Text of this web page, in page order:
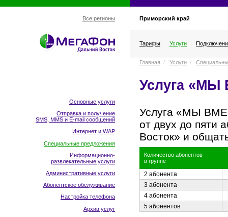
Все регионы Приморский край
Тарифы Услуги
Основные услуги
Отправка и получение
SMS, MMS и E-mail сообщений
Интернет и WAP
Специальные предложения
Информационно-
развлекательные услуги
Административные услуги
Абонентское обслуживание
Настройка телефона
Архив услуг
Главная / Услуги /
Услуга «МЫ
Услуга «МЫ
от двух до пяти
Восток» и
Количество абонентов
в группе
2 абонента
3 абонента
4 абонента
5 абонентов